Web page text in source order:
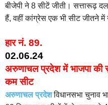
बीजेपी ने 8 सीटें जीती। सत्तारूढ़
हैं, वहीं कांग्रेस एक भी सीट जीतने में
हार नं. 89.
02.06.24
अरुणाचल प्रदेश में भाजपा की
कम सीट
अरुणाचल प्रदेशविधानसभा चुनाव